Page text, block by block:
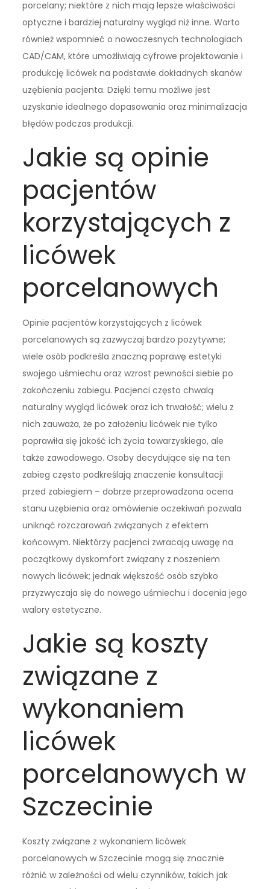
porcelany; niektóre z nich mają lepsze właściwości
optyczne i bardziej naturalny wygląd niż inne. Warto
również wspomnieć o nowoczesnych technologiach
CAD/CAM, które umożliwiają cyfrowe projektowanie i
produkcję licówek na podstawie dokładnych skanów
uzębienia pacjenta. Dzięki temu możliwe jest
uzyskanie idealnego dopasowania oraz minimalizacja
błędów podczas produkcji.
Jakie są opinie
pacjentów
korzystających z
licówek
porcelanowych
Opinie pacjentów korzystających z licówek
porcelanowych są zazwyczaj bardzo pozytywne;
wiele osób podkreśla znaczną poprawę estetyki
swojego uśmiechu oraz wzrost pewności siebie po
zakończeniu zabiegu. Pacjenci często chwalą
naturalny wygląd licówek oraz ich trwałość; wielu z
nich zauważa, że po założeniu licówek nie tylko
poprawiła się jakość ich życia towarzyskiego, ale
także zawodowego. Osoby decydujące się na ten
zabieg często podkreślają znaczenie konsultacji
przed zabiegiem – dobrze przeprowadzona ocena
stanu uzębienia oraz omówienie oczekiwań pozwala
uniknąć rozczarowań związanych z efektem
końcowym. Niektórzy pacjenci zwracają uwagę na
początkowy dyskomfort związany z noszeniem
nowych licówek; jednak większość osób szybko
przyzwyczaja się do nowego uśmiechu i docenia jego
walory estetyczne.
Jakie są koszty
związane z
wykonaniem
licówek
porcelanowych w
Szczecinie
Koszty związane z wykonaniem licówek
porcelanowych w Szczecinie mogą się znacznie
różnić w zależności od wielu czynników, takich jak